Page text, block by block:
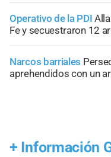
Operativo de la PDI
Fe y secuestraron 12
Narcos barriales
aprehendidos con un
+ Información